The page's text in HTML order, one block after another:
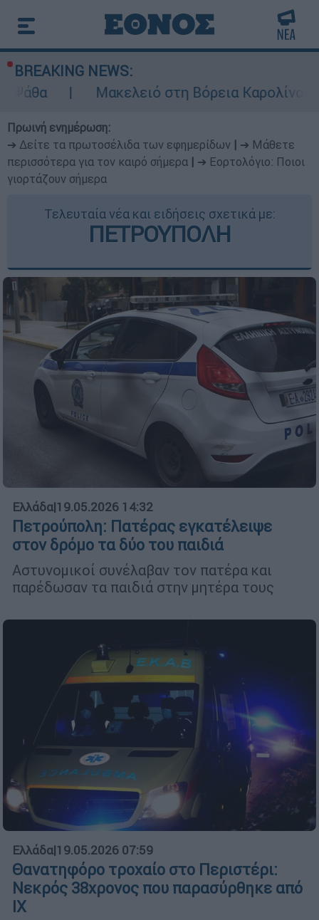
BREAKING NEWS:
Μακελειό στη Βόρεια Καρολίνα ύστερα από
Πρωινή ενημέρωση:
➔ Δείτε τα πρωτοσέλιδα των εφημερίδων
➔ Μάθετε
περισσότερα για τον καιρό σήμερα
➔ Εορτολόγιο: Ποιοι
γιορτάζουν σήμερα
Τελευταία νέα και ειδήσεις σχετικά με:
ΠΕΤΡΟΥΠΟΛΗ
Ελλάδα|19.05.2026 14:32
Πετρούπολη: Πατέρας εγκατέλειψε
στον δρόμο τα δύο του παιδιά
Αστυνομικοί συνέλαβαν τον πατέρα και
παρέδωσαν τα παιδιά στην μητέρα τους
Ελλάδα|19.05.2026 07:59
Θανατηφόρο τροχαίο στο Περιστέρι:
Νεκρός 38χρονος που παρασύρθηκε από
ΙΧ